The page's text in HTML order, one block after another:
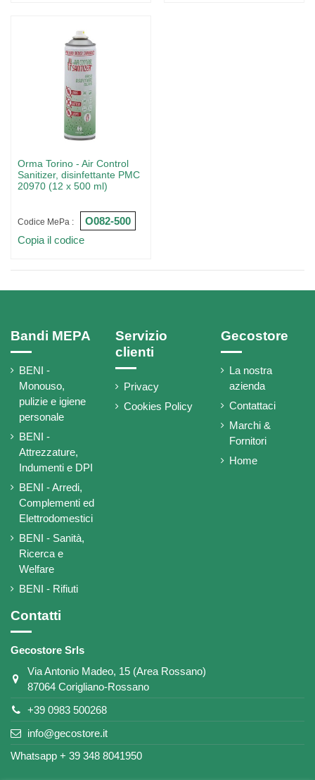
Orma Torino - Air Control
Sanitizer, disinfettante PMC
20970 (12 x 500 ml)
Codice MePa :
O082-500
Copia il codice
Bandi MEPA
BENI -
Monouso,
pulizie e igiene
personale
BENI -
Attrezzature,
Indumenti e DPI
BENI - Arredi,
Complementi ed
Elettrodomestici
BENI - Sanità,
Ricerca e
Welfare
BENI - Rifiuti
Servizio
clienti
Privacy
Cookies Policy
Gecostore
La nostra
azienda
Contattaci
Marchi &
Fornitori
Home
Contatti
Gecostore Srls
Via Antonio Madeo, 15 (Area Rossano)
87064 Corigliano-Rossano
+39 0983 500268
info@gecostore.it
Whatsapp + 39 348 8041950